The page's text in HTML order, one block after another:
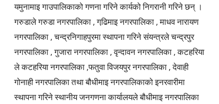
यमुनामाइ गाउपालिकाको गणना गरिने कार्यको निगरानी गरिने छन् ।
गरुडाले गरुडा नगरपालिका , गढि़माइ नगरपालिका , माधव नारायण
नगरपालिका , चन्द्रनिगाहपुरमा स्थापना गरिने संयन्त्रले चन्द्रपुर
नगरपालिका , गुजारा नगरपालिका , वृन्दावन नगरपालिका , कटहरिया
ले कटहरिया नगरपालिका ,फतुवा विजयपुर नगरपालिका , देवाही
गोनाही नगरपालिका तथा बौधीमाइ नगरपालिकाको इनरवारीमा
स्थापना गरिने स्थानीय जनगणना कार्यालयले बौधीमाइ नगरपालिका